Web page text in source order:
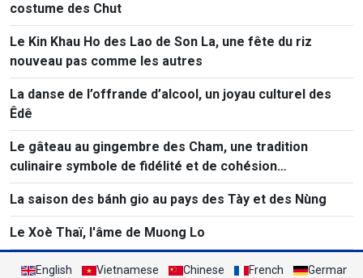
costume des Chut
Le Kin Khau Ho des Lao de Son La, une fête du riz
nouveau pas comme les autres
La danse de l’offrande d’alcool, un joyau culturel des
Êdê
Le gâteau au gingembre des Cham, une tradition
culinaire symbole de fidélité et de cohésion
communautaire
La saison des bánh gio au pays des Tày et des Nùng
Le Xoè Thaï, l'âme de Muong Lo
English Vietnamese Chinese French German